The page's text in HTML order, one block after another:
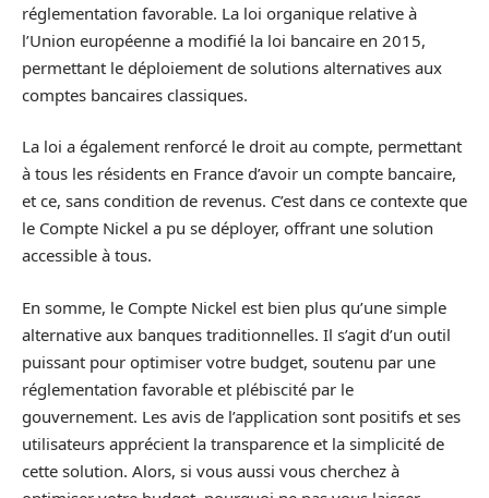
réglementation favorable. La loi organique relative à
l’Union européenne a modifié la loi bancaire en 2015,
permettant le déploiement de solutions alternatives aux
comptes bancaires classiques.
La loi a également renforcé le droit au compte, permettant
à tous les résidents en France d’avoir un compte bancaire,
et ce, sans condition de revenus. C’est dans ce contexte que
le Compte Nickel a pu se déployer, offrant une solution
accessible à tous.
En somme, le Compte Nickel est bien plus qu’une simple
alternative aux banques traditionnelles. Il s’agit d’un outil
puissant pour optimiser votre budget, soutenu par une
réglementation favorable et plébiscité par le
gouvernement. Les avis de l’application sont positifs et ses
utilisateurs apprécient la transparence et la simplicité de
cette solution. Alors, si vous aussi vous cherchez à